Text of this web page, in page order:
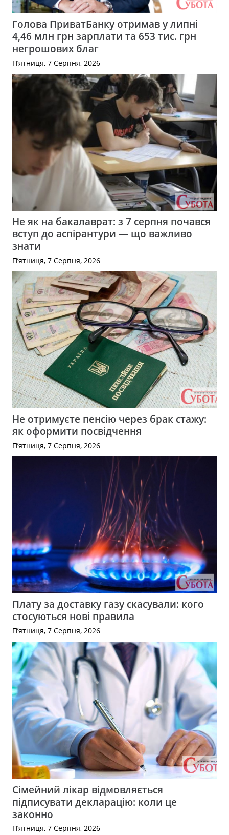
Голова ПриватБанку отримав у липні
4,46 млн грн зарплати та 653 тис. грн
негрошових благ
П’ятниця, 7 Серпня, 2026
Не як на бакалаврат: з 7 серпня почався
вступ до аспірантури — що важливо
знати
П’ятниця, 7 Серпня, 2026
Не отримуєте пенсію через брак стажу:
як оформити посвідчення
П’ятниця, 7 Серпня, 2026
Плату за доставку газу скасували: кого
стосуються нові правила
П’ятниця, 7 Серпня, 2026
Сімейний лікар відмовляється
підписувати декларацію: коли це
законно
П’ятниця, 7 Серпня, 2026